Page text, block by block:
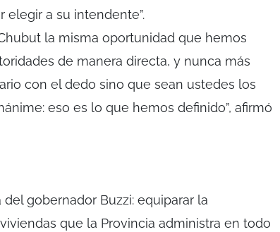
elegir a su intendente”.
la misma oportunidad que hemos
de manera directa, y nunca más
con el dedo sino que sean ustedes los
eso es lo que hemos definido”, afirmó
gobernador Buzzi: equiparar la
que la Provincia administra en todo